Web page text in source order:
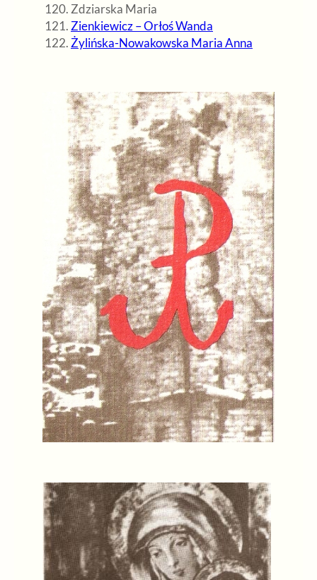
Zdziarska Maria
Zienkiewicz – Orłoś Wanda
Żylińska-Nowakowska Maria Anna